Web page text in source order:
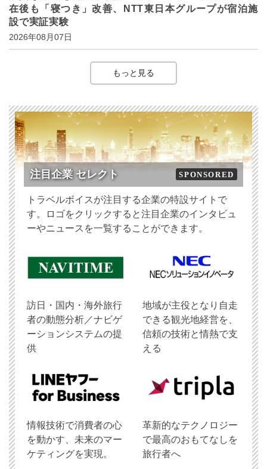
在後も「寝つき」改善、NTT東日本グループが宿泊施
設で実証実験
2026年08月07日
もっと見る
注目企業 セレクト SPONSORED
トラベルボイスが注目する企業の特設サイトで
す。ロゴをクリックすると注目企業のインタビュ
ーやニュースを一覧することができます。
訪日・国内・海外旅行
者の動態分析／ナビゲ
ーションシステムの提
供
地域が主役となり自走
できる観光地経営を、
信頼の技術と情熱で支
える
情報技術で消費者の心
を動かす、未来のマー
ケティングを実現。
革新的なテクノロジー
で最高のおもてなしを
旅行者へ